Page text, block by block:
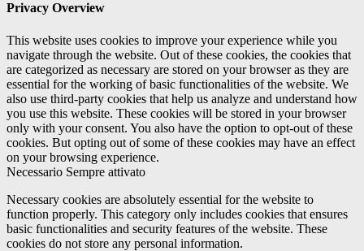
Privacy Overview
This website uses cookies to improve your experience while you
navigate through the website. Out of these cookies, the cookies that
are categorized as necessary are stored on your browser as they are
essential for the working of basic functionalities of the website. We
also use third-party cookies that help us analyze and understand how
you use this website. These cookies will be stored in your browser
only with your consent. You also have the option to opt-out of these
cookies. But opting out of some of these cookies may have an effect
on your browsing experience.
Necessario Sempre attivato
Necessary cookies are absolutely essential for the website to
function properly. This category only includes cookies that ensures
basic functionalities and security features of the website. These
cookies do not store any personal information.